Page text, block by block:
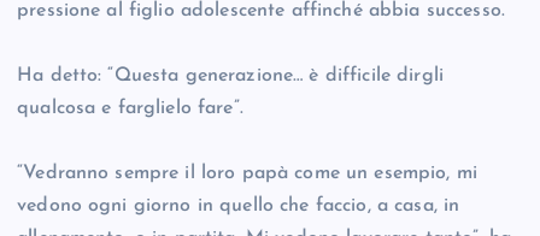
pressione al figlio adolescente affinché abbia successo.
Ha detto: “Questa generazione… è difficile dirgli
qualcosa e farglielo fare”.
“Vedranno sempre il loro papà come un esempio, mi
vedono ogni giorno in quello che faccio, a casa, in